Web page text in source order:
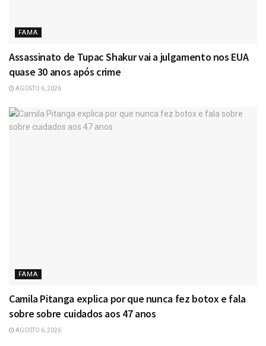
FAMA
Assassinato de Tupac Shakur vai a julgamento nos EUA
quase 30 anos após crime
AGOSTO 6, 2026
FAMA
Camila Pitanga explica por que nunca fez botox e fala
sobre sobre cuidados aos 47 anos
AGOSTO 6, 2026